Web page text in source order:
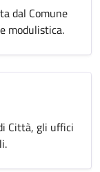
dal Comune
modulistica.
Città, gli uffici